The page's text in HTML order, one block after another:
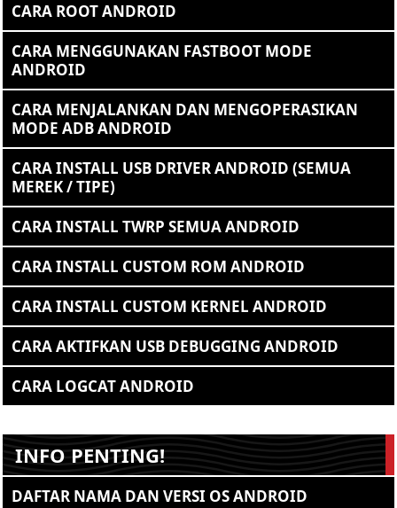
CARA ROOT ANDROID
CARA MENGGUNAKAN FASTBOOT MODE
ANDROID
CARA MENJALANKAN DAN MENGOPERASIKAN
MODE ADB ANDROID
CARA INSTALL USB DRIVER ANDROID (SEMUA
MEREK / TIPE)
CARA INSTALL TWRP SEMUA ANDROID
CARA INSTALL CUSTOM ROM ANDROID
CARA INSTALL CUSTOM KERNEL ANDROID
CARA AKTIFKAN USB DEBUGGING ANDROID
CARA LOGCAT ANDROID
INFO PENTING!
DAFTAR NAMA DAN VERSI OS ANDROID